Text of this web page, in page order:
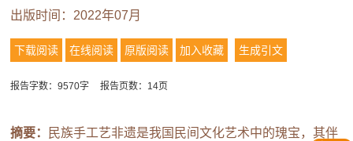
出版时间：2022年07月
下载阅读 在线阅读 原版阅读 加入收藏 生成引文
报告字数：9570字 报告页数：14页
摘要：
民族手工艺非遗是我国民间文化艺术中的瑰宝，其伴